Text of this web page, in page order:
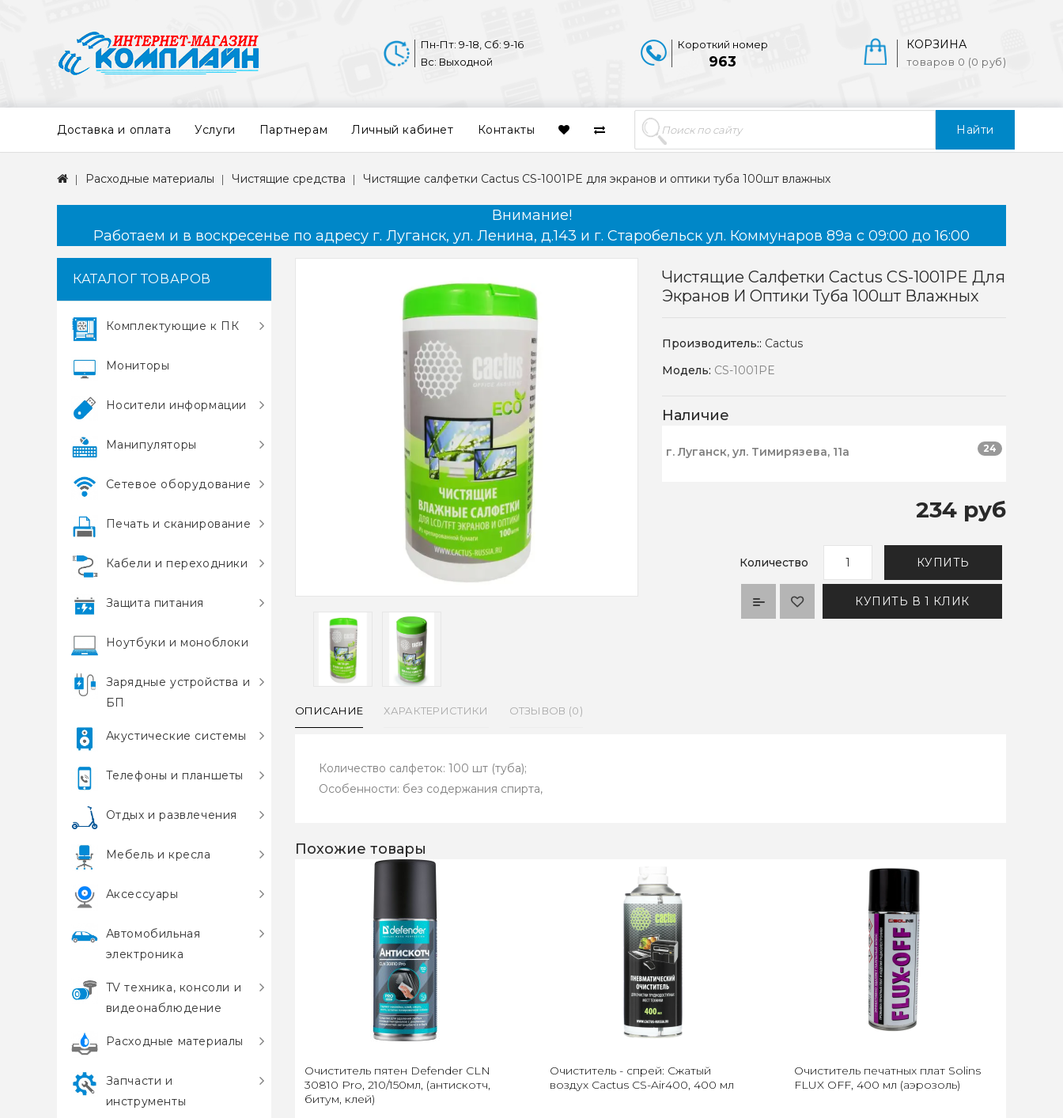
Найти
КОРЗИНА
товаров 0 (0 руб)
Короткий номер
963
Пн-Пт: 9-18, Сб: 9-16
Вс: Выходной
Доставка и оплата Услуги Партнерам Личный кабинет Контакты
Расходные материалы Чистящие средства Чистящие салфетки Cactus CS-1001PE для экранов и оптики туба 100шт влажных
Внимание!
Работаем и в воскресенье по адресу г. Луганск, ул. Ленина, д.143 и г. Старобельск ул. Коммунаров 89а с 09:00 до 16:00
КАТАЛОГ ТОВАРОВ
Комплектующие к ПК
Мониторы
Носители информации
Манипуляторы
Сетевое оборудование
Печать и сканирование
Кабели и переходники
Защита питания
Ноутбуки и моноблоки
Зарядные устройства и
БП
Акустические системы
Телефоны и планшеты
Отдых и развлечения
Мебель и кресла
Аксессуары
Автомобильная
электроника
TV техника, консоли и
видеонаблюдение
Расходные материалы
Запчасти и
инструменты
Чистящие Салфетки Cactus CS-1001PE Для
Экранов И Оптики Туба 100шт Влажных
Производитель:: Cactus
Модель: CS-1001PE
Наличие
г. Луганск, ул. Тимирязева, 11а 24
234 руб
Количество КУПИТЬ
КУПИТЬ В 1 КЛИК
ОПИСАНИЕ ХАРАКТЕРИСТИКИ ОТЗЫВОВ (0)
Количество салфеток: 100 шт (туба);
Особенности: без содержания спирта,
Похожие товары
Очиститель пятен Defender CLN
30810 Pro, 210/150мл, (антискотч,
битум, клей)
Очиститель - спрей: Сжатый
воздух Cactus CS-Air400, 400 мл
Очиститель печатных плат Solins
FLUX OFF, 400 мл (аэрозоль)